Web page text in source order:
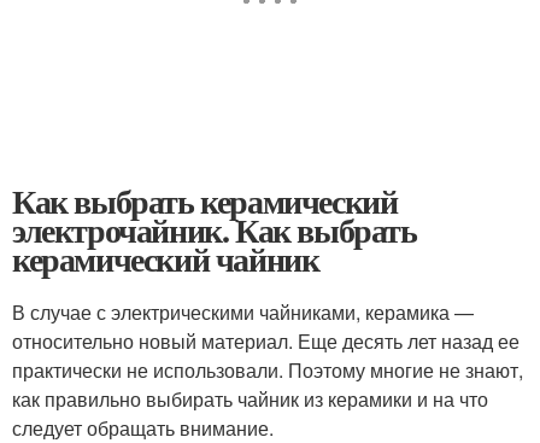
Как выбрать керамический
электрочайник. Как выбрать
керамический чайник
В случае с электрическими чайниками, керамика —
относительно новый материал. Еще десять лет назад ее
практически не использовали. Поэтому многие не знают,
как правильно выбирать чайник из керамики и на что
следует обращать внимание.